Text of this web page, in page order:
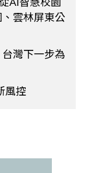
AI智慧校園
雲林屏東公
灣下一步為
風控